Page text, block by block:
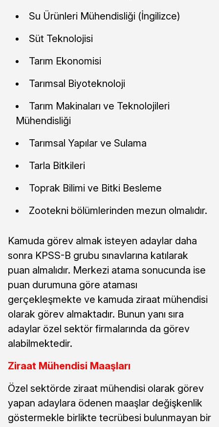
Su Ürünleri Mühendisliği (İngilizce)
Süt Teknolojisi
Tarım Ekonomisi
Tarımsal Biyoteknoloji
Tarım Makinaları ve Teknolojileri
Mühendisliği
Tarımsal Yapılar ve Sulama
Tarla Bitkileri
Toprak Bilimi ve Bitki Besleme
Zootekni bölümlerinden mezun olmalıdır.
Kamuda görev almak isteyen adaylar daha
sonra KPSS-B grubu sınavlarına katılarak
puan almalıdır. Merkezi atama sonucunda ise
puan durumuna göre ataması
gerçekleşmekte ve kamuda ziraat mühendisi
olarak görev almaktadır. Bunun yanı sıra
adaylar özel sektör firmalarında da görev
alabilmektedir.
Ziraat Mühendisi Maaşları
Özel sektörde ziraat mühendisi olarak görev
yapan adaylara ödenen maaşlar değişkenlik
göstermekle birlikte tecrübesi bulunmayan bir